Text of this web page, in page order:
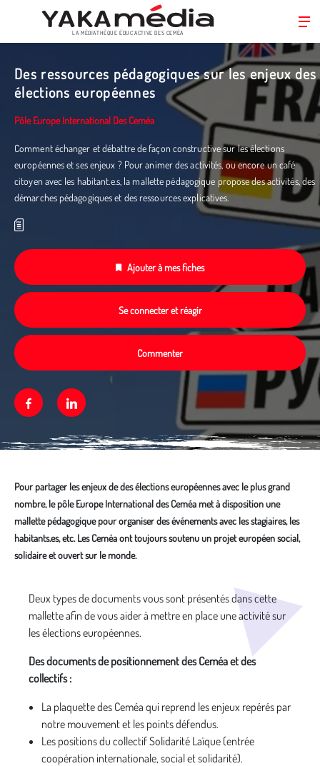
contenu
principal
LA MÉDIATHÈQUE ÉDUC’ACTIVE DES CEMÉA
Des ressources pédagogiques sur les enjeux des
élections européennes
Pôle Europe International Des Ceméa
Comment échanger et débattre de façon constructive sur les élections
européennes et ses enjeux ? Pour animer des activités, ou encore un café
citoyen avec les habitant.e.s, la mallette pédagogique propose des activités, des
démarches pédagogiques et des ressources explicatives.
Ajouter à mes fiches
Se connecter et réagir
Commenter
FacebookLinkedin
Pour partager les enjeux de des élections européennes avec le plus grand
nombre, le pôle Europe International des Ceméa met à disposition une
mallette pédagogique pour organiser des événements avec les stagiaires, les
habitants.es, etc. Les Ceméa ont toujours soutenu un projet européen social,
solidaire et ouvert sur le monde.
Deux types de documents vous sont présentés dans cette
mallette afin de vous aider à mettre en place une activité sur
les élections européennes.
Des documents de positionnement des Ceméa et des
collectifs :
La plaquette des Ceméa qui reprend les enjeux repérés par
notre mouvement et les points défendus.
Les positions du collectif Solidarité Laïque (entrée
coopération internationale, social et solidarité).